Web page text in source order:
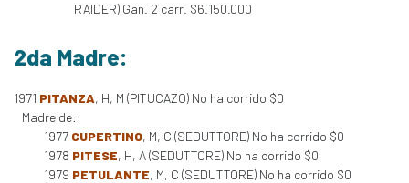
RAIDER) Gan. 2 carr. $6.150.000
2da Madre:
1971 PITANZA, H, M (PITUCAZO) No ha corrido $0
Madre de:
1977 CUPERTINO, M, C (SEDUTTORE) No ha corrido $0
1978 PITESE, H, A (SEDUTTORE) No ha corrido $0
1979 PETULANTE, M, C (SEDUTTORE) No ha corrido $0